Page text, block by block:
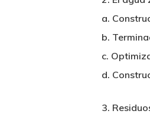
a.
b.
c.
d.
3.